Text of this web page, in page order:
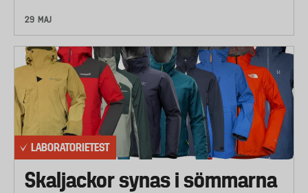
29 MAJ
LABORATORIETEST
Skaljackor synas i sömmarna